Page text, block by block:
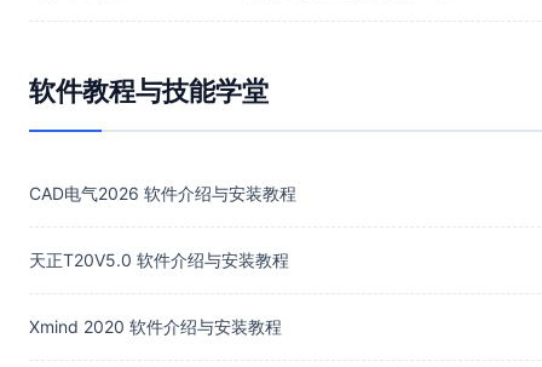
软件教程与技能学堂
CAD电气2026 软件介绍与安装教程
天正T20V5.0 软件介绍与安装教程
Xmind 2020 软件介绍与安装教程